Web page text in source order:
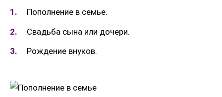
Пополнение в семье.
Свадьба сына или дочери.
Рождение внуков.